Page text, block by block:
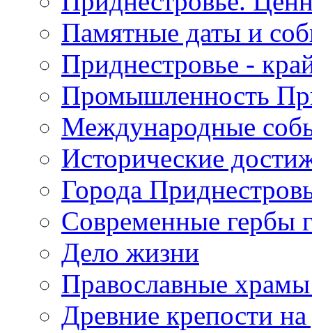
Памятные даты и
Приднестровье -
Промышленность
Международные
Исторические
Города
Современные гербы
Дело жизни
Православные
Древние крепости